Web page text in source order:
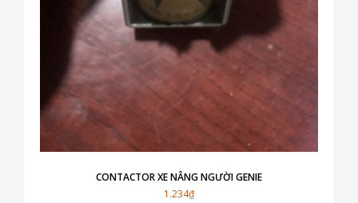
CONTACTOR XE NÂNG NGƯỜI GENIE
1.234₫